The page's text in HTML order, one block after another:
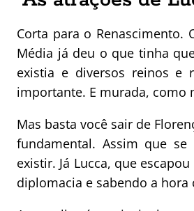
Corta para o Renascimento.
Média já deu o que tinha
existia e diversos reinos e
importante. E murada, como
Mas basta você sair de
fundamental. Assim que
existir. Já Lucca, que
diplomacia e sabendo a